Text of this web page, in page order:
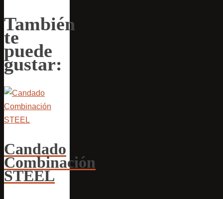
También
te
puede
gustar:
Candado
Combinación
STEEL